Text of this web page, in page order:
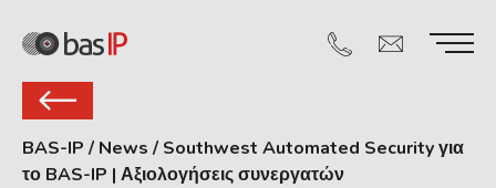
BAS-IP / News / Southwest Automated Security για
το BAS-IP | Αξιολογήσεις συνεργατών